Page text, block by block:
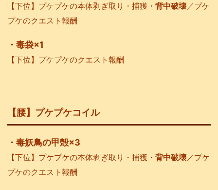
【下位】プケプケの本体剥ぎ取り・捕獲・ 背中破壊／プケ
プケのクエスト報酬
・毒袋×1
【下位】プケプケのクエスト報酬
【腰】プケプケコイル
・毒妖鳥の甲殻×3
【下位】プケプケの本体剥ぎ取り・捕獲・ 背中破壊／プケ
プケのクエスト報酬